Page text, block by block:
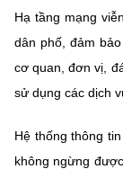
Giám đốc Trung
Liên hệ
Địa chỉ: Ban Biên
Điện thoại: 024
Email:
website này)
Hạ tầng mạng
dân phố, đảm
cơ quan, đơn vị,
sử dụng các dịch
Hệ thống thông
không ngừng